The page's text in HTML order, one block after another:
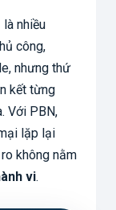
nhiều
công,
nhưng thứ
kết từng
Với PBN,
lặp lại
không nằm
vi.